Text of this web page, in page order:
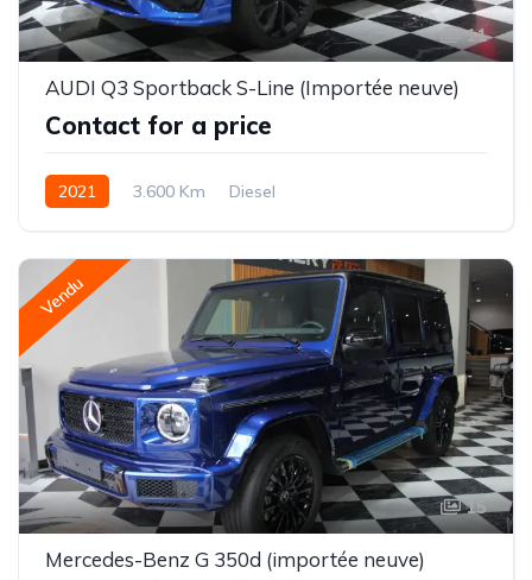
11
AUDI Q3 Sportback S-Line (Importée neuve)
Contact for a price
2021 3.600 Km Diesel
Vendu
15
Mercedes-Benz G 350d (importée neuve)